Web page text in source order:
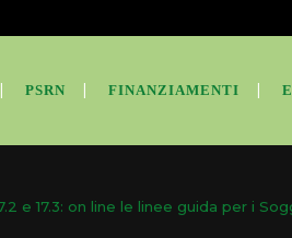
PSRN FINANZIAMENTI
e 17.3: on line le linee guida per i